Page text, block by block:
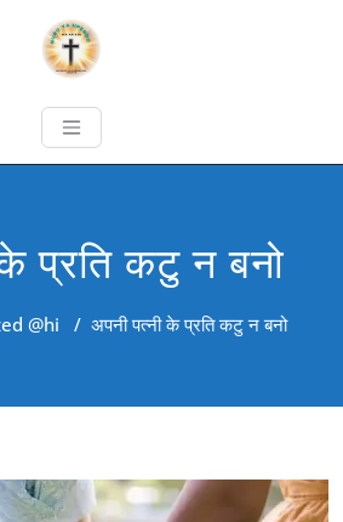
प्रति कटु न बनो
@hi / अपनी पत्नी के प्रति कटु न बनो